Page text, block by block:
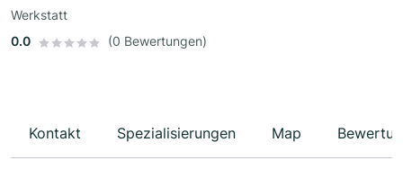
Werkstatt
0.0
(0 Bewertungen)
Kontakt Spezialisierungen Map